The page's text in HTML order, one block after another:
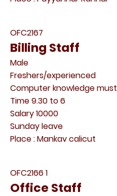
OFC2167
Billing Staff
Male
Freshers/experienced
Computer knowledge must
Time 9.30 to 6
Salary 10000
Sunday leave
Place : Mankav calicut
OFC2166 1
Office Staff